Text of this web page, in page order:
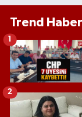
Trend
1
2